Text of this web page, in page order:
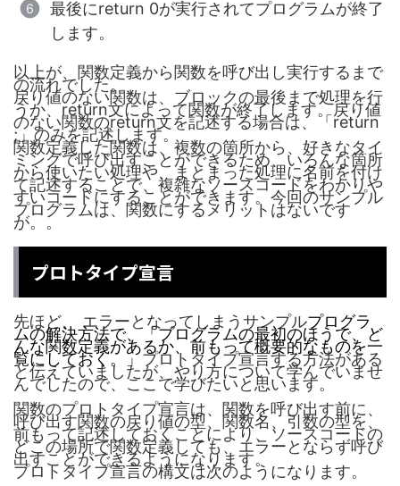
最後にreturn 0が実行されてプログラムが終了
します。
以上が、関数定義から関数を呼び出し実行するまで
の流れでした。
戻り値のない関数は、ブロックの最後まで処理を行
うか、return文によって関数が終了します。戻り値
のない関数のreturn文を記述する場合は、「return
;」のみを記述します。
関数定義した関数は、複数の箇所から、好きなタイ
ミングで呼び出すことができるため、いろんな箇所
から使いたい処理や、まとまった処理に名前を付け
て記述することで、複雑なソースコードをわかりや
すいコードにすることができます。今回のサンプル
プログラムは、関数にするメリットはないです
が。。
プロトタイプ宣言
先ほど、 エラーとなってしまうサンプルプログラ
ムの解決方法で、「プログラムの最初のほうで、ど
んな関数定義があるか、前もって概要的なものを一
覧にしておく。」プロトタイプ宣言する方法がある
と伝えていましたが、やり方について学んでいませ
んでしたので、ここで学びたいと思います。
関数のプロトタイプ宣言は、関数を呼び出す前に、
呼び出す関数の戻り値の型、関数名、引数の型を、
前もって記述しておくことにより、ソースコードの
どこの場所で関数定義しても、エラーとならず呼び
出すことができるようになります。
プロトタイプ宣言の構文は次のようになります。